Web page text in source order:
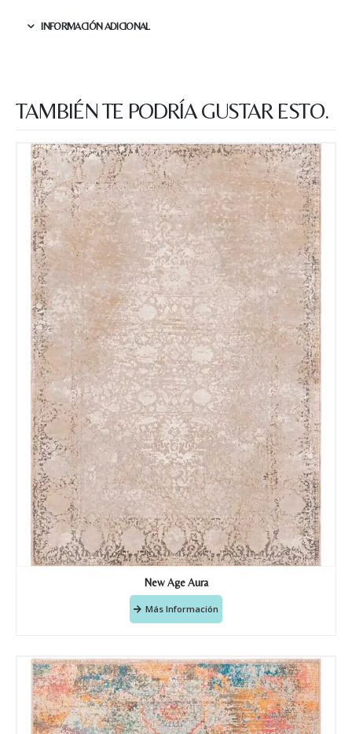
INFORMACIÓN ADICIONAL
TAMBIÉN TE PODRÍA GUSTAR ESTO.
New Age Aura
Más Información
Nombre y apellido*
Teléfono
Correo electronico*
Tu mensaje.
Nombre y Referencia del producto
Acuerdo RGPD*
Doy mi consentimiento para que
esta web almacene la
información que envío para que
puedan responder a mi petición.